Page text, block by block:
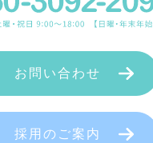
お問い合わせ
採用のご案内